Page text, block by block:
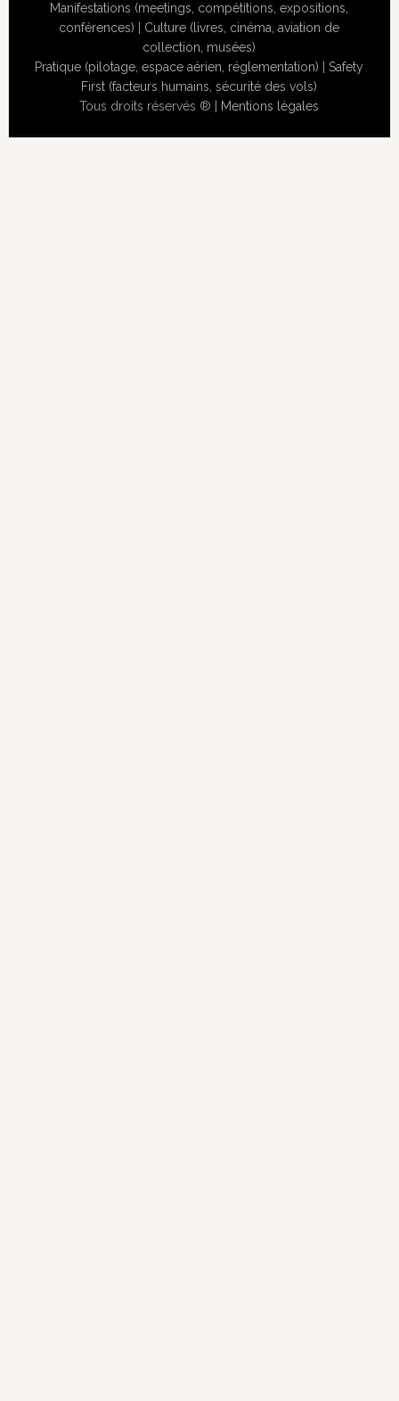
Manifestations (meetings, compétitions, expositions,
conférences)
Culture (livres, cinéma, aviation de
collection, musées)
Pratique (pilotage, espace aérien, réglementation) |Safety
First (facteurs humains, sécurité des vols)
Tous droits réservés ® | Mentions légales